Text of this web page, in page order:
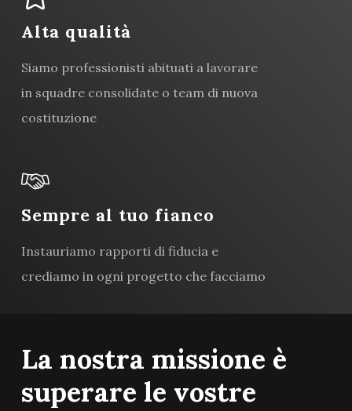
Alta qualità
Siamo professionisti abituati a lavorare
in squadre consolidate o team di nuova
costituzione
Sempre al tuo fianco
Instauriamo rapporti di fiducia e
crediamo in ogni progetto che facciamo
La nostra missione è
superare le vostre